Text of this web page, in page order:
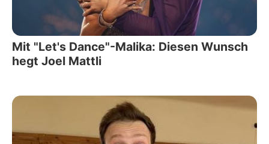
Mit "Let's Dance"-Malika: Diesen Wunsch
hegt Joel Mattli